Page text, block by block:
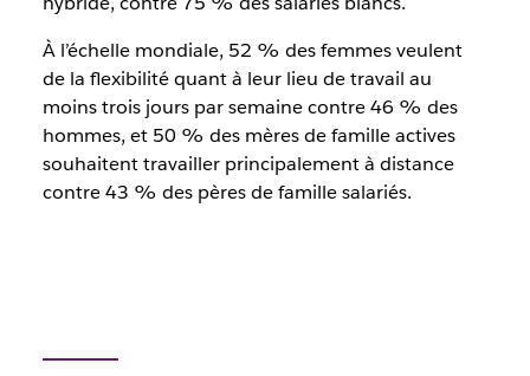
À l’échelle mondiale, 52 % des femmes veulent
de la flexibilité quant à leur lieu de travail au
moins trois jours par semaine contre 46 % des
hommes, et 50 % des mères de famille actives
souhaitent travailler principalement à distance
contre 43 % des pères de famille salariés.